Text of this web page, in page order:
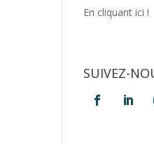
En cliquant ici !
SUIVEZ-